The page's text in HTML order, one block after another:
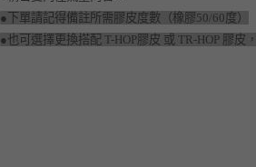
●下單請記得備註所需膠皮度數（橡膠50/60度）
●也可選擇更換搭配 T-HOP膠皮 或 TR-HOP 膠皮